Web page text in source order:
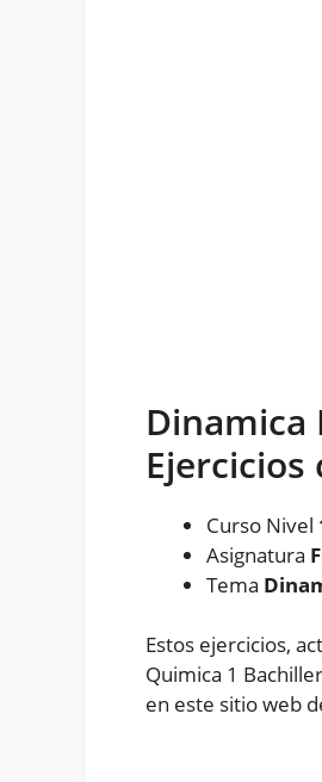
Dinamica
Ejercicios
Curso Nivel
Asignatura
Tema
Estos ejercicios,
Quimica 1
en este sitio web